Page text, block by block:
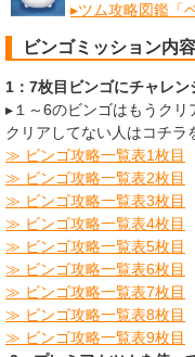
▸ツム攻略図鑑「
ビンゴミッション内
1：7枚目ビンゴにチャレン
▸１～6のビンゴはもうクリ
クリアしてない人はコチラ
≫ ビンゴ攻略一覧表1枚目
≫ ビンゴ攻略一覧表2枚目
≫ ビンゴ攻略一覧表3枚目
≫ ビンゴ攻略一覧表4枚目
≫ ビンゴ攻略一覧表5枚目
≫ ビンゴ攻略一覧表6枚目
≫ ビンゴ攻略一覧表7枚目
≫ ビンゴ攻略一覧表8枚目
≫ ビンゴ攻略一覧表9枚目